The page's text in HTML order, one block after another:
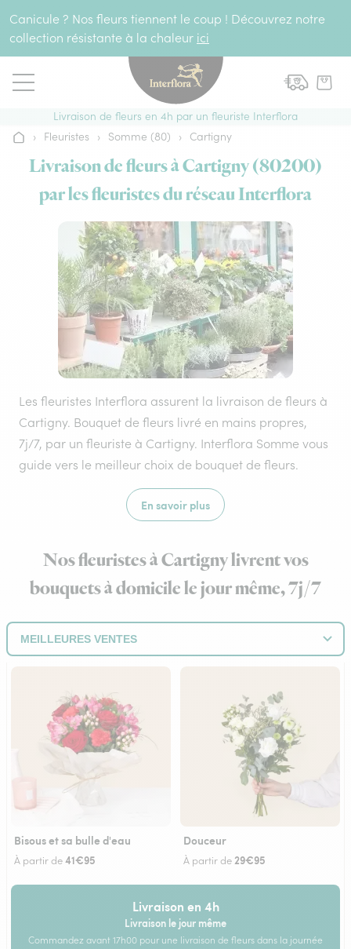
Canicule ? Nos fleurs tiennent le coup ! Découvrez notre
collection résistante à la chaleur ici
Livraison de fleurs en 4h par un fleuriste Interflora
Accueil
› Fleuristes › Somme (80) › Cartigny
Livraison de fleurs à Cartigny (80200)
par les fleuristes du réseau Interflora
Les fleuristes Interflora assurent la livraison de fleurs à
Cartigny. Bouquet de fleurs livré en mains propres,
7j/7, par un fleuriste à Cartigny. Interflora Somme vous
guide vers le meilleur choix de bouquet de fleurs.
En savoir plus
Nos fleuristes à Cartigny livrent vos
bouquets à domicile le jour même, 7j/7
Bisous et sa bulle d'eau
À partir de41€95
Douceur
À partir de 29€95
Livraison en 4h
Livraison le jour même
Commandez avant 17h00 pour une livraison de fleurs dans la journée